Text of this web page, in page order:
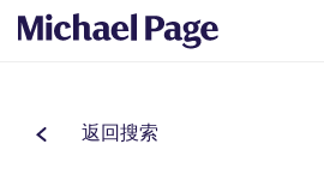
返回搜索